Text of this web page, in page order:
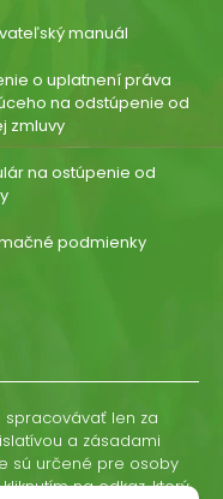
manuál
o uplatnení práva
na odstúpenie od
zmluvy
na ostúpenie od
podmienky
len za
a zásadami
sú určené pre osoby
na odkaz, ktorý